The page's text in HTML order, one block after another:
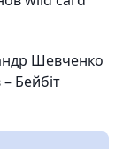
Шевченко
Бейбіт